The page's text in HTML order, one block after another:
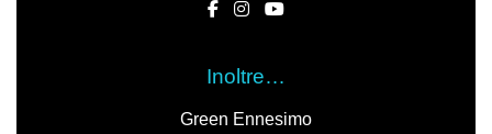
Inoltre…
Green Ennesimo